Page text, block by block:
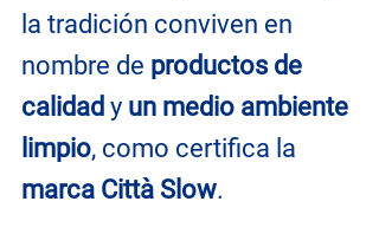
la tradición conviven en
nombre de productos de
calidad y un medio ambiente
limpio, como certifica la
marca Città Slow.